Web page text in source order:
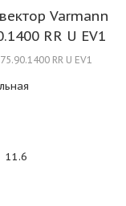
Varmann
RR U EV1
RR U EV1
11.6